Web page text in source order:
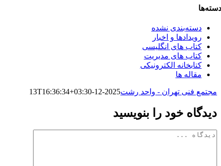
دسته‌بندی نشده
رویدادها و اخبار
کتاب های انگلیسی
کتاب های مدیریت
کتابخانه الکترونیکی
مقاله ها
مجتمع فنی تهران - واحد رشت2025-12-13T16:36:34+03:30
دیدگاه خود را بنویسید
دیدگاه